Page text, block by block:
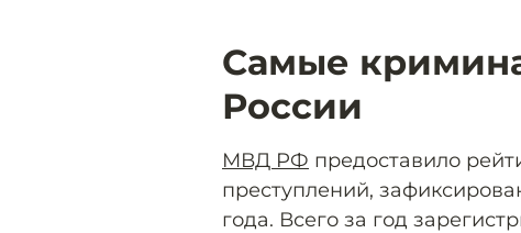
Самые
России
МВД РФ предоставило
преступлений,
года. Всего за год